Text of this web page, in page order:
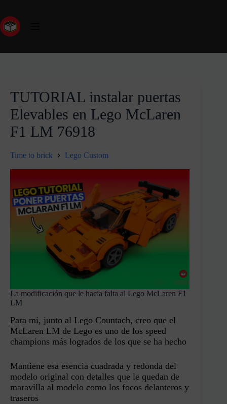
TUTORIAL instalar puertas
Elevables en Lego McLaren
F1 LM 76918
Time to brick Lego Custom
La modificación que le hacia falta al Lego McLaren F1
LM
Para mi, junto al Lego Countach, creo que el
McLaren LM de Lego es uno de los speed
champions más logrados de los que se ha hecho
Mantiene esa esencia cuadrada y redonda del
modelo original con detalles que le quedan de
maravilla al modelo como los focos delanteros y
traseros